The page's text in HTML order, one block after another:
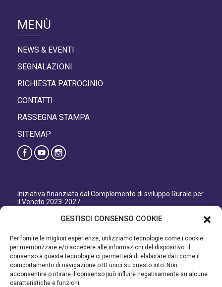
GESTISCI CONSENSO COOKIE
Per fornire le migliori esperienze, utilizziamo tecnologie come i cookie
per memorizzare e/o accedere alle informazioni del dispositivo. Il
consenso a queste tecnologie ci permetterà di elaborare dati come il
comportamento di navigazione o ID unici su questo sito. Non
acconsentire o ritirare il consenso può influire negativamente su alcune
caratteristiche e funzioni.
MENÙ
NEWS & EVENTI
SEGNALAZIONI
RICHIESTA PATROCINIO
CONTATTI
RASSEGNA STAMPA
SITEMAP
Iniziativa finanziata dal Complemento di sviluppo Rurale per
il Veneto 2023-2027.
Organismo responsabile dell’informazione: GAL Patavino
Autorità di Gestione regionale: Regione del Veneto –
Direzione AdG FEASR Bonifica e Irrigazione.
Iniziativa finanziata dal Programma di Sviluppo Rurale per il
Veneto 2014-2022.
Organismo responsabile dell’informazione: GAL Patavino.